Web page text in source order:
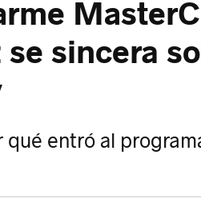
sincera
entró al